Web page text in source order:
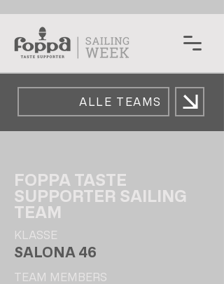
ALLE TEAMS
FOPPA TASTE
SUPPORTER SAILING
TEAM
KLASSE
SALONA 46
TEAM MEMBERS